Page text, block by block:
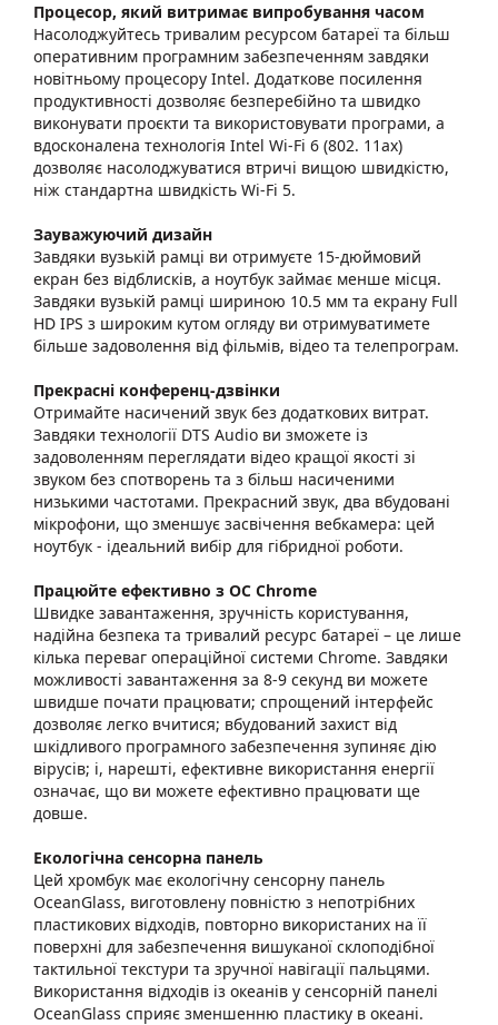
Процесор, який витримає випробування часом
Насолоджуйтесь тривалим ресурсом батареї та більш
оперативним програмним забезпеченням завдяки
новітньому процесору Intel. Додаткове посилення
продуктивності дозволяє безперебійно та швидко
виконувати проєкти та використовувати програми, а
вдосконалена технологія Intel Wi-Fi 6 (802. 11ax)
дозволяє насолоджуватися втричі вищою швидкістю,
ніж стандартна швидкість Wi-Fi 5.
Зауважуючий дизайн
Завдяки вузькій рамці ви отримуєте 15-дюймовий
екран без відблисків, а ноутбук займає менше місця.
Завдяки вузькій рамці шириною 10.5 мм та екрану Full
HD IPS з широким кутом огляду ви отримуватимете
більше задоволення від фільмів, відео та телепрограм.
Прекрасні конференц-дзвінки
Отримайте насичений звук без додаткових витрат.
Завдяки технології DTS Audio ви зможете із
задоволенням переглядати відео кращої якості зі
звуком без спотворень та з більш насиченими
низькими частотами. Прекрасний звук, два вбудовані
мікрофони, що зменшує засвічення вебкамера: цей
ноутбук - ідеальний вибір для гібридної роботи.
Працюйте ефективно з ОС Chrome
Швидке завантаження, зручність користування,
надійна безпека та тривалий ресурс батареї – це лише
кілька переваг операційної системи Chrome. Завдяки
можливості завантаження за 8-9 секунд ви можете
швидше почати працювати; спрощений інтерфейс
дозволяє легко вчитися; вбудований захист від
шкідливого програмного забезпечення зупиняє дію
вірусів; і, нарешті, ефективне використання енергії
означає, що ви можете ефективно працювати ще
довше.
Екологічна сенсорна панель
Цей хромбук має екологічну сенсорну панель
OceanGlass, виготовлену повністю з непотрібних
пластикових відходів, повторно використаних на її
поверхні для забезпечення вишуканої склоподібної
тактильної текстури та зручної навігації пальцями.
Використання відходів із океанів у сенсорній панелі
OceanGlass сприяє зменшенню пластику в океані.